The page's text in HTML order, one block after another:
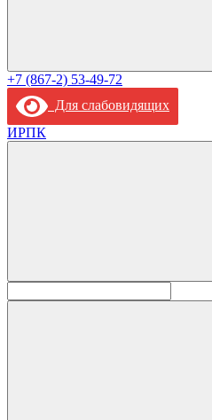
+7 (867-2) 53-49-72
Для слабовидящих
ИРПК